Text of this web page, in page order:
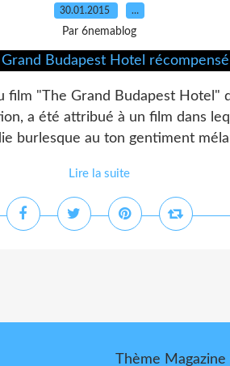
30.01.2015 …
Par 6nemablog
film "The Grand Budapest Hotel"
a été attribué à un film dans
burlesque au ton gentiment
Lire la suite
Thème